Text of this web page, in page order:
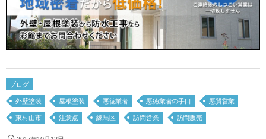
ブログ
外壁塗装 屋根塗装 悪徳業者 悪徳業者の手口 悪質営業
東村山市 注意点 練馬区 訪問営業 訪問販売